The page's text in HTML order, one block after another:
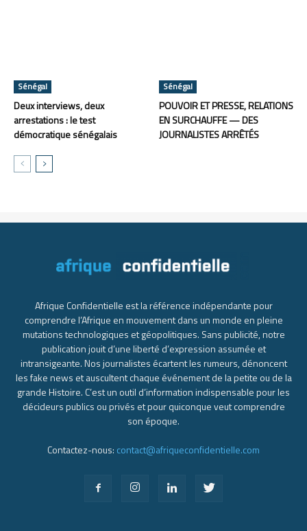
Sénégal
Deux interviews, deux
arrestations : le test
démocratique sénégalais
Sénégal
POUVOIR ET PRESSE, RELATIONS
EN SURCHAUFFE — DES
JOURNALISTES ARRÊTÉS
Afrique Confidentielle est la référence indépendante pour
comprendre l’Afrique en mouvement dans un monde en pleine
mutations technologiques et géopolitiques. Sans publicité, notre
publication jouit d’une liberté d’expression assumée et
intransigeante. Nos journalistes écartent les rumeurs, dénoncent
les fake news et auscultent chaque événement de la petite ou de la
grande Histoire. C’est un outil d’information indispensable pour les
décideurs publics ou privés et pour quiconque veut comprendre
son époque.
Contactez-nous: contact@afriqueconfidentielle.com